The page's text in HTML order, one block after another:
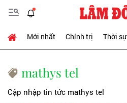
Mới nhất Chính trị Thời sự
mathys tel
Cập nhập tin tức mathys tel